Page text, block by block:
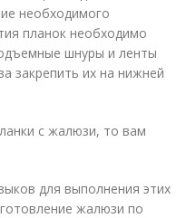
необходимого
планок необходимо
шнуры и ленты
закрепить их на нижней
с жалюзи, то вам
для выполнения этих
жалюзи по